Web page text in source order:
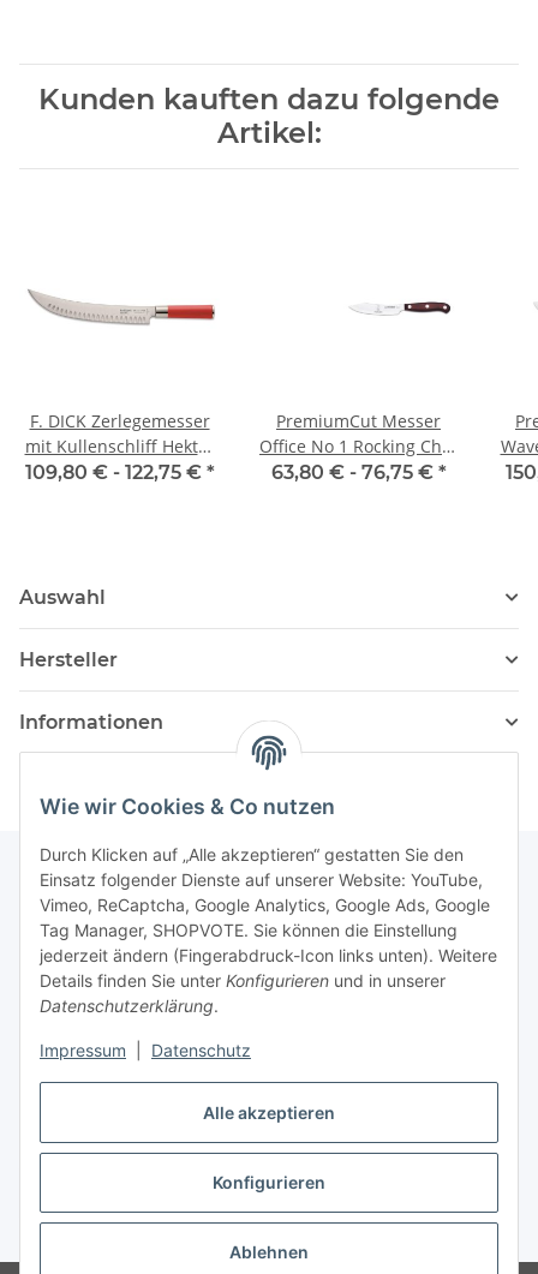
Alle akzeptieren
Konfigurieren
Ablehnen
Wie wir Cookies & Co nutzen
Durch Klicken auf „Alle akzeptieren“ gestatten Sie den
Einsatz folgender Dienste auf unserer Website: YouTube,
Vimeo, ReCaptcha, Google Analytics, Google Ads, Google
Tag Manager, SHOPVOTE. Sie können die Einstellung
jederzeit ändern (Fingerabdruck-Icon links unten). Weitere
Details finden Sie unter Konfigurieren und in unserer
Datenschutzerklärung.
Impressum Datenschutz
Kunden kauften dazu folgende
Artikel:
F. DICK Zerlegemesser
mit Kullenschliff Hektor
Red Spirit
109,80 € - 122,75 € *
PremiumCut Messer
Office No 1 Rocking Chef
von Giesser
63,80 € - 76,75 € *
Auswahl
Hersteller
Informationen
Newsletter Abonnieren
Bitte senden Sie mir entsprechend Ihrer
Datenschutzerklärungregelmäßig und jederzeit widerruflich
Informationen zu Ihrem Produktsortiment per E-Mail zu.
Abonnieren
Newsletter Abonnieren
Vertrag widerrufen
* Alle Preise inkl. gesetzlicher USt., zzgl.